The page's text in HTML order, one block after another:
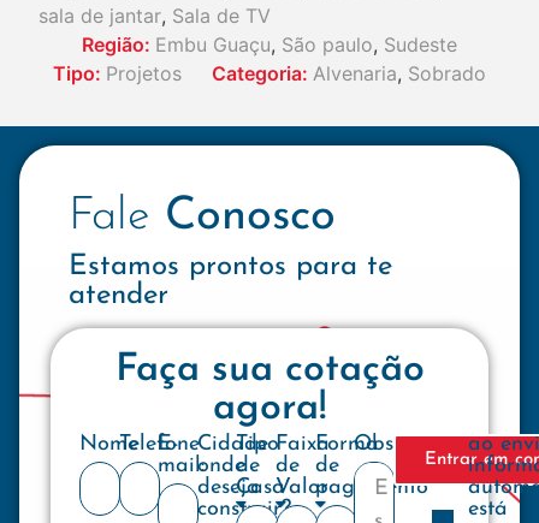
sala de jantar, Sala de TV
Região: Embu Guaçu, São paulo, Sudeste
Tipo: Projetos Categoria: Alvenaria, Sobrado
Fale Conosco
Estamos prontos para te
atender
Faça sua cotação
agora!
NomeTelefone
E-
mail:
Cidade
onde
deseja
construir?
Tipo
de
Casa
Faixa
de
Valor
Forma
de
pagamento
Observações
Entrar em
ao
está